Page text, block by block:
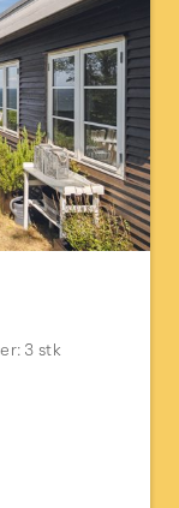
3 stk